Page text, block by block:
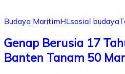
Budaya MaritimHL sosial budaya
Genap Berusia 17
Banten Tanam 50